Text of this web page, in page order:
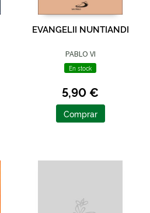
EVANGELII NUNTIANDI
PABLO VI
En stock
5,90 €
Comprar